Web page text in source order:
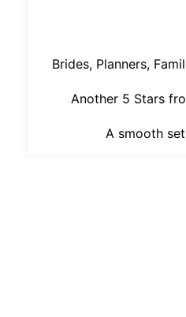
Brides, Planners,
Another 5 Stars
A smooth